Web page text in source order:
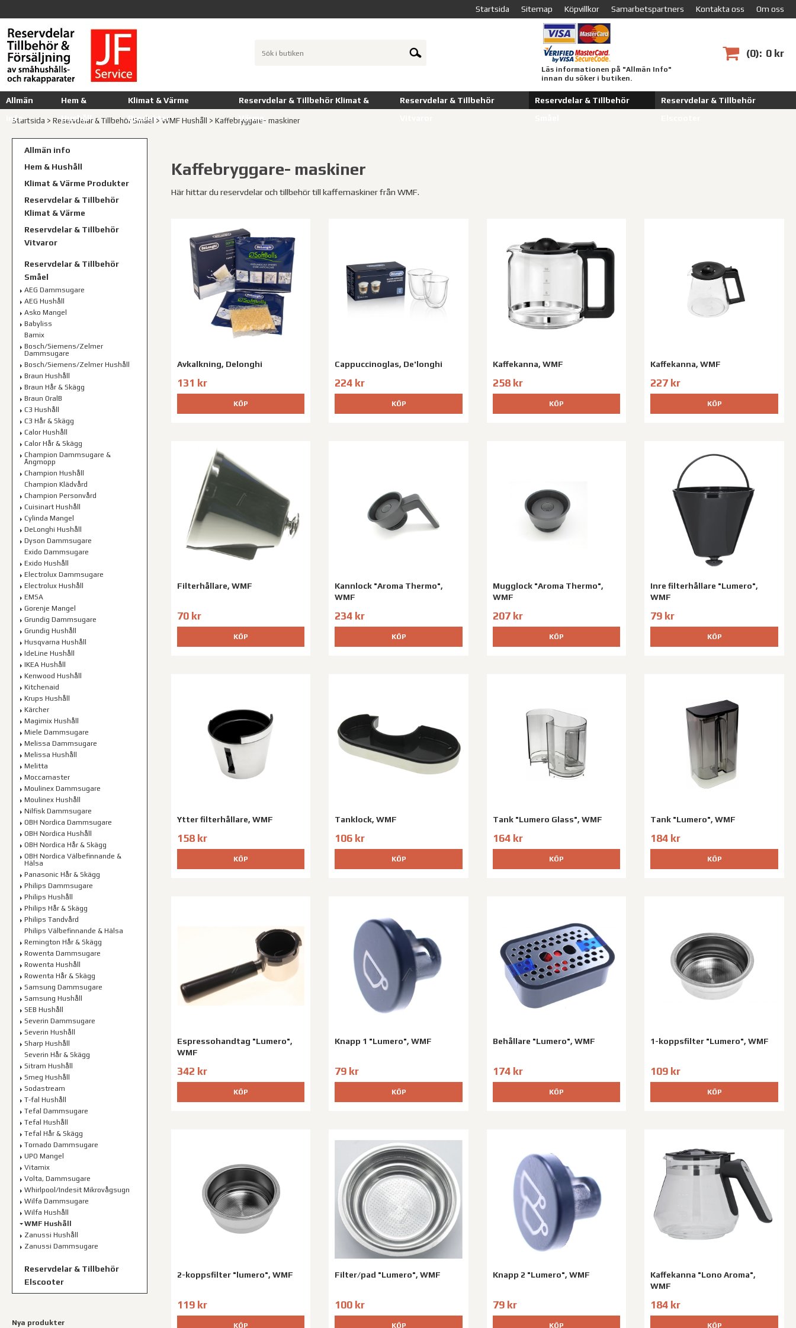
Startsida Sitemap Köpvillkor Samarbetspartners Kontakta oss Om oss
0 0 kr
Läs informationen på "Allmän Info"
innan du söker i butiken.
Allmän
info
Hem &
Hushåll
Klimat & Värme
Produkter
Reservdelar & Tillbehör Klimat &
Värme
Reservdelar & Tillbehör
Reservdelar & Tillbehör
Reservdelar & Tillbehör
Startsida > Reservdelar & Tillbehör Småel > WMF Hushåll > Kaffebryggare- maskiner
Allmän info
Hem & Hushåll
Klimat & Värme Produkter
Reservdelar & Tillbehör
Klimat & Värme
Reservdelar & Tillbehör
Vitvaror
Reservdelar & Tillbehör
Småel
AEG Dammsugare
AEG Hushåll
Asko Mangel
Babyliss
Bamix
Bosch/Siemens/Zelmer
Dammsugare
Bosch/Siemens/Zelmer Hushåll
Braun Hushåll
Braun Hår & Skägg
Braun OralB
C3 Hushåll
C3 Hår & Skägg
Calor Hushåll
Calor Hår & Skägg
Champion Dammsugare &
Ångmopp
Champion Hushåll
Champion Klädvård
Champion Personvård
Cuisinart Hushåll
Cylinda Mangel
DeLonghi Hushåll
Dyson Dammsugare
Exido Dammsugare
Exido Hushåll
Electrolux Dammsugare
Electrolux Hushåll
EMSA
Gorenje Mangel
Grundig Dammsugare
Grundig Hushåll
Husqvarna Hushåll
IdeLine Hushåll
IKEA Hushåll
Kenwood Hushåll
Kitchenaid
Krups Hushåll
Kärcher
Magimix Hushåll
Miele Dammsugare
Melissa Dammsugare
Melissa Hushåll
Melitta
Moccamaster
Moulinex Dammsugare
Moulinex Hushåll
Nilfisk Dammsugare
OBH Nordica Dammsugare
OBH Nordica Hushåll
OBH Nordica Hår & Skägg
OBH Nordica Välbefinnande &
Hälsa
Panasonic Hår & Skägg
Philips Dammsugare
Philips Hushåll
Philips Hår & Skägg
Philips Tandvård
Philips Välbefinnande & Hälsa
Remington Hår & Skägg
Rowenta Dammsugare
Rowenta Hushåll
Rowenta Hår & Skägg
Samsung Dammsugare
Samsung Hushåll
SEB Hushåll
Severin Dammsugare
Severin Hushåll
Sharp Hushåll
Severin Hår & Skägg
Sitram Hushåll
Smeg Hushåll
Sodastream
T-fal Hushåll
Tefal Dammsugare
Tefal Hushåll
Tefal Hår & Skägg
Tornado Dammsugare
UPO Mangel
Vitamix
Volta, Dammsugare
Whirlpool/Indesit Mikrovågsugn
Wilfa Dammsugare
Wilfa Hushåll
WMF Hushåll
Zanussi Hushåll
Zanussi Dammsugare
Reservdelar & Tillbehör
Elscooter
Kaffebryggare- maskiner
Här hittar du reservdelar och tillbehör till kaffemaskiner från WMF.
Avkalkning, Delonghi
131 kr
KÖP
Cappuccinoglas, De'longhi
224 kr
KÖP
Kaffekanna, WMF
258 kr
KÖP
Kaffekanna, WMF
227 kr
KÖP
Filterhållare, WMF
70 kr
KÖP
Kannlock "Aroma Thermo",
WMF
234 kr
KÖP
Mugglock "Aroma Thermo",
WMF
207 kr
KÖP
Inre filterhållare "Lumero",
WMF
79 kr
KÖP
Ytter filterhållare, WMF
158 kr
KÖP
Tanklock, WMF
106 kr
KÖP
Tank "Lumero Glass", WMF
164 kr
KÖP
Tank "Lumero", WMF
184 kr
KÖP
Espressohandtag "Lumero",
WMF
342 kr
KÖP
Knapp 1 "Lumero", WMF
79 kr
KÖP
Behållare "Lumero", WMF
174 kr
KÖP
1-koppsfilter "Lumero", WMF
109 kr
KÖP
2-koppsfilter "lumero", WMF
119 kr
KÖP
Filter/pad "Lumero", WMF
100 kr
KÖP
Knapp 2 "Lumero", WMF
79 kr
KÖP
Kaffekanna "Lono Aroma",
WMF
184 kr
KÖP
Nya produkter